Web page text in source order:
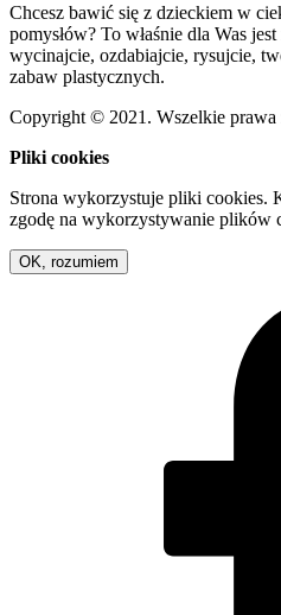
Chcesz bawić się z dzieckiem w
pomysłów? To właśnie dla Was
wycinajcie, ozdabiajcie, rysujcie,
zabaw plastycznych.
Copyright © 2021. Wszelkie prawa
Pliki cookies
Strona wykorzystuje pliki cookies.
zgodę na wykorzystywanie plików
OK, rozumiem